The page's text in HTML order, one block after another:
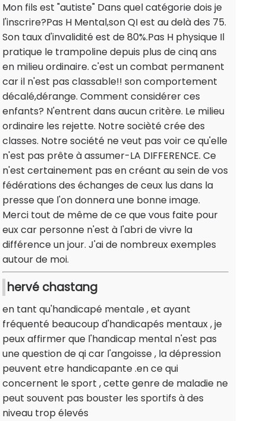
Mon fils est "autiste" Dans quel catégorie dois je
l'inscrire?Pas H Mental,son QI est au delà des 75.
Son taux d'invalidité est de 80%.Pas H physique Il
pratique le trampoline depuis plus de cinq ans
en milieu ordinaire. c'est un combat permanent
car il n'est pas classable!! son comportement
décalé,dérange. Comment considérer ces
enfants? N'entrent dans aucun critère. Le milieu
ordinaire les rejette. Notre socièté crée des
classes. Notre société ne veut pas voir ce qu'elle
n'est pas prête à assumer-LA DIFFERENCE. Ce
n'est certainement pas en créant au sein de vos
fédérations des échanges de ceux lus dans la
presse que l'on donnera une bonne image.
Merci tout de même de ce que vous faite pour
eux car personne n'est à l'abri de vivre la
différence un jour. J'ai de nombreux exemples
autour de moi.
hervé chastang
en tant qu'handicapé mentale , et ayant
fréquenté beaucoup d'handicapés mentaux , je
peux affirmer que l'handicap mental n'est pas
une question de qi car l'angoisse , la dépression
peuvent etre handicapante .en ce qui
concernent le sport , cette genre de maladie ne
peut souvent pas bouster les sportifs à des
niveau trop élevés